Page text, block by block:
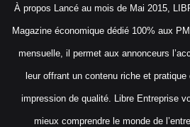
À propos Lancé au mois de Mai 2015,
Magazine économique dédié 100% aux
mensuelle, il permet aux annonceurs
leur offrant un contenu riche et pratique
impression de qualité. Libre Entreprise
mieux comprendre le monde de